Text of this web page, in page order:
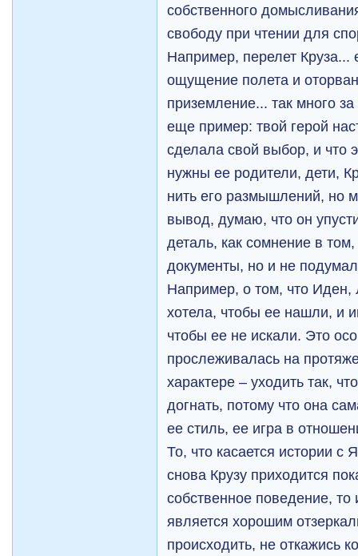
собственного
свободу при чтении для
Например, перелет Круза...
ощущение полета и
приземление... так много
еще пример: твой герой
сделала свой выбор, и что
нужны ее родители, дети,
нить его размышлений, но
вывод, думаю, что он
деталь, как сомнение в
документы, но и не
Например, о том, что
хотела, чтобы ее нашли, и
чтобы ее не искали. Это
прослеживалась на
характере – уходить так,
догнать, потому что она
ее стиль, ее игра в
То, что касается истории с
снова Крузу приходится
собственное поведение, то
является хорошим
происходить, не откажись